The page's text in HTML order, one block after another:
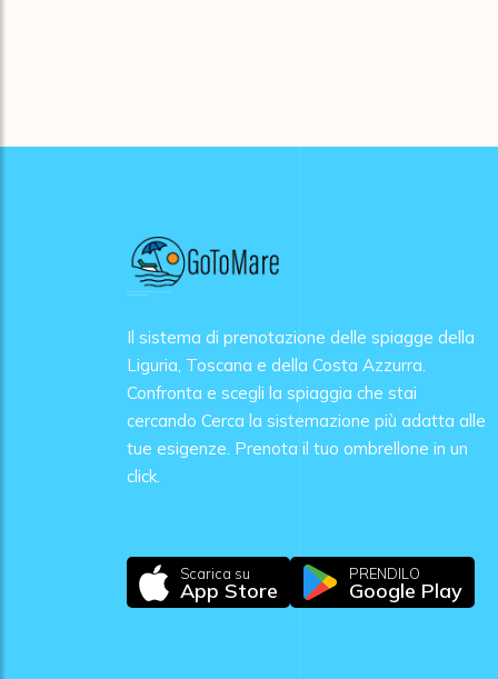
Il sistema di prenotazione delle spiagge della
Liguria, Toscana e della Costa Azzurra.
Confronta e scegli la spiaggia che stai
cercando Cerca la sistemazione più adatta alle
tue esigenze. Prenota il tuo ombrellone in un
click.
Scarica su
App Store
PRENDILO
Google Play